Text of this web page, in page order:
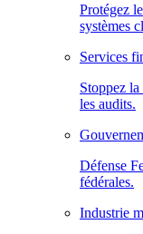
Protégez
systèmes
Services
Stoppez
les audits.
Défense
fédérales.
Industrie